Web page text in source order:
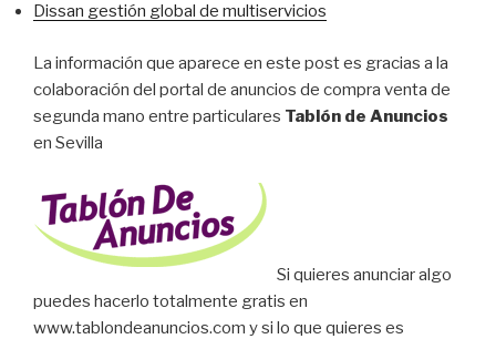
Dissan gestión global de multiservicios
La información que aparece en este post es gracias a la
colaboración del portal de anuncios de compra venta de
segunda mano entre particulares Tablón de Anuncios
en Sevilla
Si quieres anunciar algo
puedes hacerlo totalmente gratis en
www.tablondeanuncios.com y si lo que quieres es